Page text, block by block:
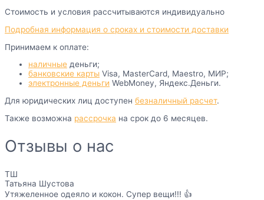
Стоимость и условия рассчитываются индивидуально
Подробная информация о сроках и стоимости доставки
Принимаем к оплате:
наличные деньги;
банковские карты Visa, MasterCard, Maestro, МИР;
электронные деньги WebMoney, Яндекс.Деньги.
Для юридических лиц доступен безналичный расчет.
Также возможна рассрочка на срок до 6 месяцев.
Отзывы о нас
ТШ
Татьяна Шустова
Утяжеленное одеяло и кокон. Супер вещи!!! 👍